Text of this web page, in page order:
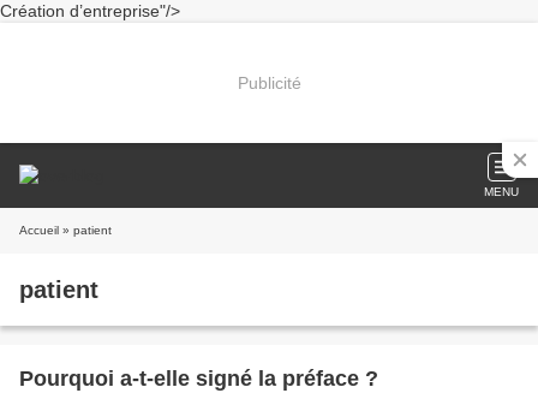
Création d’entreprise"/>
Publicité
MENU
Accueil » patient
patient
Pourquoi a-t-elle signé la préface ?